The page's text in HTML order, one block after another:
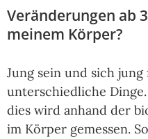
Veränderungen ab
meinem Körper?
Jung sein und sich
unterschiedliche
dies wird anhand der
im Körper gemessen.